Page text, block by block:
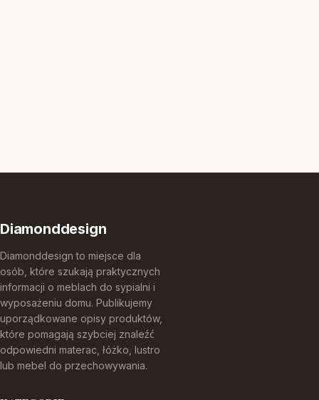
Diamonddesign
Diamonddesign to miejsce dla
osób, które szukają praktycznych
informacji o meblach do sypialni i
wyposażeniu domu. Publikujemy
uporządkowane opisy produktów,
które pomagają szybciej znaleźć
odpowiedni materac, łóżko, lustro
lub mebel do przechowywania.